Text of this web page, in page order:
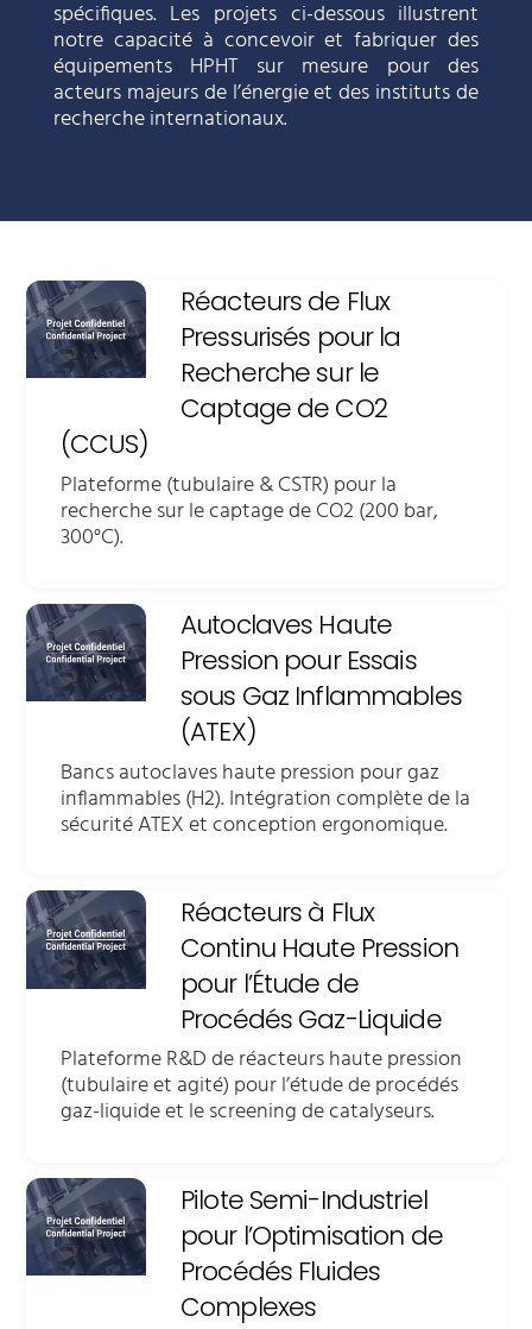
spécifiques. Les projets ci-dessous illustrent
notre capacité à concevoir et fabriquer des
équipements HPHT sur mesure pour des
acteurs majeurs de l’énergie et des instituts de
recherche internationaux.
Réacteurs de Flux
Pressurisés pour la
Recherche sur le
Captage de CO2
(CCUS)
Plateforme (tubulaire & CSTR) pour la
recherche sur le captage de CO2 (200 bar,
300°C).
Autoclaves Haute
Pression pour Essais
sous Gaz Inflammables
(ATEX)
Bancs autoclaves haute pression pour gaz
inflammables (H2). Intégration complète de la
sécurité ATEX et conception ergonomique.
Réacteurs à Flux
Continu Haute Pression
pour l’Étude de
Procédés Gaz-Liquide
Plateforme R&D de réacteurs haute pression
(tubulaire et agité) pour l’étude de procédés
gaz-liquide et le screening de catalyseurs.
Pilote Semi-Industriel
pour l’Optimisation de
Procédés Fluides
Complexes